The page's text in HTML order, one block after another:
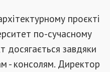
проєкті
по-сучасному
досягається завдяки
- консолям. Директор